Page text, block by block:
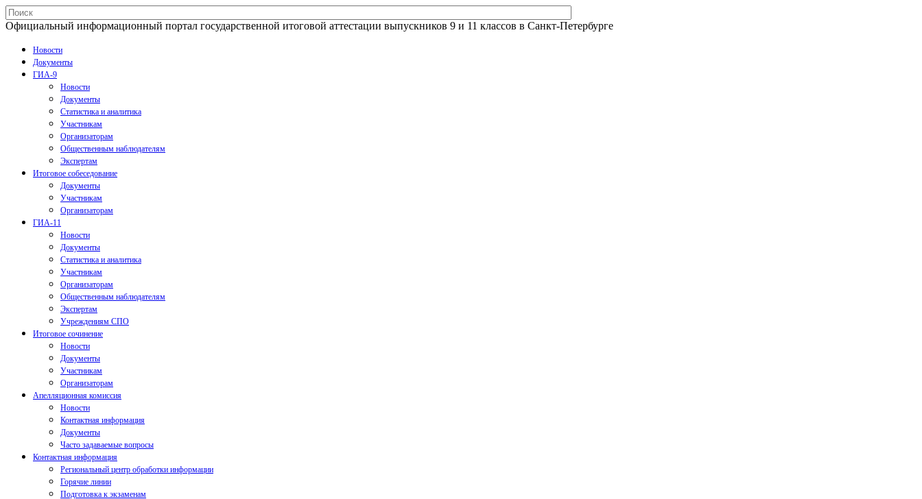
Официальный информационный портал государственной итоговой аттестации выпускников 9 и 11 классов в Санкт-Петербурге
Новости
Документы
ГИА-9
Новости
Документы
Статистика и аналитика
Участникам
Организаторам
Общественным наблюдателям
Экспертам
Итоговое собеседование
Документы
Участникам
Организаторам
ГИА-11
Новости
Документы
Статистика и аналитика
Участникам
Организаторам
Общественным наблюдателям
Экспертам
Учреждениям СПО
Итоговое сочинение
Новости
Документы
Участникам
Организаторам
Апелляционная комиссия
Новости
Контактная информация
Документы
Часто задаваемые вопросы
Контактная информация
Региональный центр обработки информации
Горячие линии
Подготовка к экзаменам